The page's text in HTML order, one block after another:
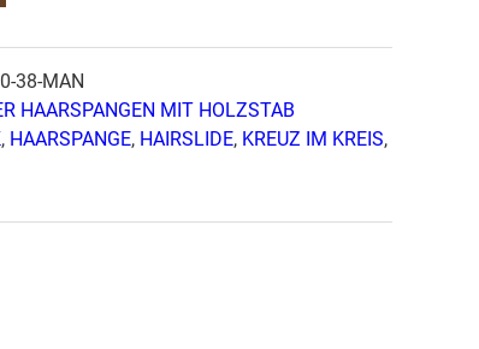
38-MAN
HAARSPANGEN MIT HOLZSTAB
, HAARSPANGE, HAIRSLIDE, KREUZ IM KREIS,